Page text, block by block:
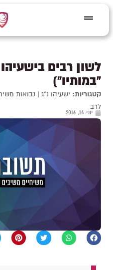
לשון רבים
"במותיו")
קטגוריות: ישעיהו נ"ג | נבואות
לרב
יוני 14, 2016